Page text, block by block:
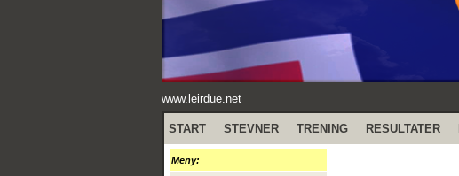
www.leirdue.net
START STEVNER TRENING RESULTATER
Meny: